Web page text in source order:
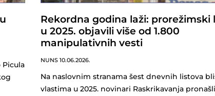
Picula
Rekordna godina laži: prorežimski
u 2025. objavili više od 1.800
manipulativnih vesti
NUNS 10.06.2026.
Na naslovnim stranama šest dnevnih listova
vlastima u 2025. novinari Raskrikavanja